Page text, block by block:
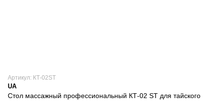
Артикул: КТ-02ST
UA
Стол массажный профессиональный КТ-02 ST для тайского